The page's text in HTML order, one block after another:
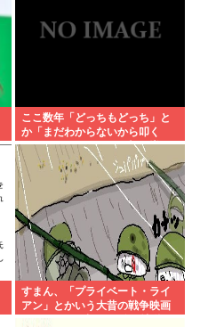
ここ数年「どっちもどっち」と
か「まだわからないから叩く
な」とかゆうチキン野郎が増え
たけどどっから来たの？(´・ω・
`)
すまん、「プライベート・ライ
アン」とかいう大昔の戦争映画
見てみたら最初の30分で地獄な